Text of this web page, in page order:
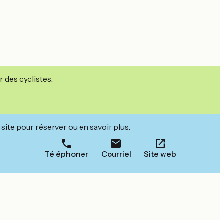
des cyclistes.
pour réserver ou en savoir plus.
Téléphoner Courriel Site web